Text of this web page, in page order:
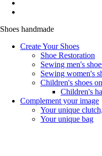
Shoes handmade
Create Your Shoes
Shoe Restoration
Sewing men's
Sewing women's
Children's shoes
Children's
Сomplement your image
Your unique
Your unique bag